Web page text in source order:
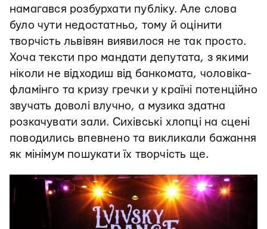
намагався розбурхати публіку. Але слова
було чути недостатньо, тому й оцінити
творчість львівян виявилося не так просто.
Хоча тексти про мандати депутата, з якими
ніколи не відходиш від банкомата, чоловіка-
фламінго та кризу гречки у країні потенційно
звучать доволі влучно, а музика здатна
розкачувати зали. Сихівські хлопці на сцені
поводились впевнено та викликали бажання
як мінімум пошукати їх творчість ще.